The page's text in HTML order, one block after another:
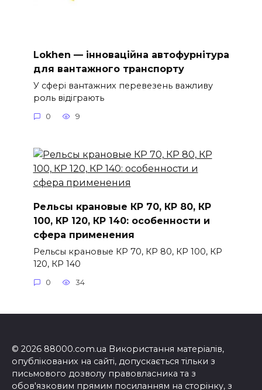
Lokhen — інноваційна автофурнітура
для вантажного транспорту
У сфері вантажних перевезень важливу
роль відіграють
0 9
Рельсы крановые КР 70, КР 80, КР
100, КР 120, КР 140: особенности и
сфера применения
Рельсы крановые КР 70, КР 80, КР 100, КР
120, КР 140
0 34
© 2026 88000.com.ua Використання матеріалів,
опублікованих на сайті, допускається тільки з
письмового дозволу правовласника та з
обов'язковим прямим посиланням на сторінку, з